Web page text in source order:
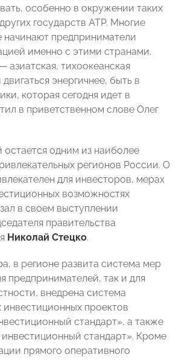
особенно в окружении таких
государств АТР. Многие
начинают предприниматели
именно с этими странами.
тихоокеанская
энергичнее, быть в
которая сегодня идет в
в приветственном слове Олег
одним из наиболее
регионов России. О
для инвесторов, мерах
возможностях
в своем выступлении
правительства
Николай Стецко.
в регионе развита система мер
предпринимателей, так и для
внедрена система
проектов
стандарт», а также
стандарт». Кроме
прямого оперативного